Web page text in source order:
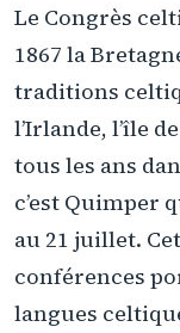
Le Congrès
1867 la
traditions
l’Irlande, l’île
tous les ans
c’est Quimper
au 21 juillet.
conférences
langues